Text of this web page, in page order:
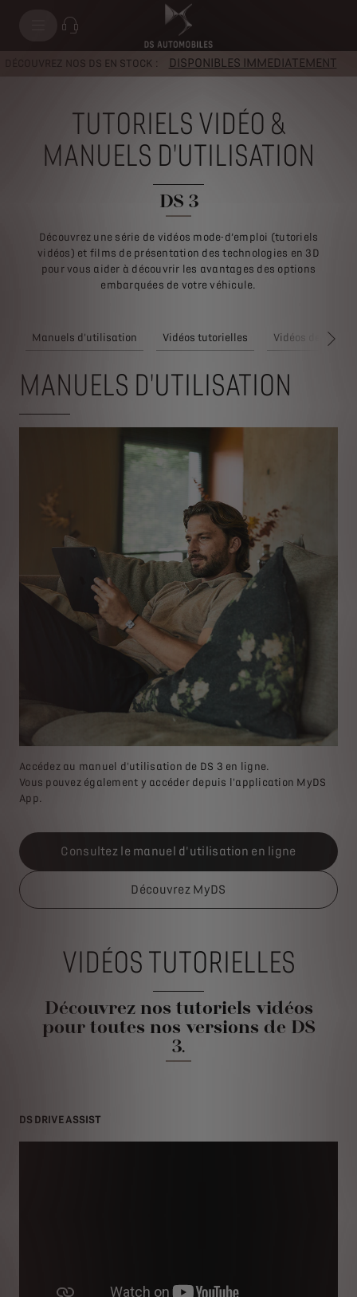
DÉCOUVREZ NOS DS EN STOCK : DISPONIBLES IMMEDIATEMENT
TUTORIELS VIDÉO &
MANUELS D'UTILISATION
DS 3
Découvrez une série de vidéos mode-d’emploi (tutoriels
vidéos) et films de présentation des technologies en 3D
pour vous aider à découvrir les avantages des options
embarquées de votre véhicule.
Manuels d'utilisation Vidéos tutorielles Vidéos de
MANUELS D'UTILISATION
Accédez au manuel d'utilisation de DS 3 en ligne.
Vous pouvez également y accéder depuis l'application MyDS
App.
Consultez le manuel d'utilisation en ligne
Découvrez MyDS
VIDÉOS TUTORIELLES
Découvrez nos tutoriels vidéos
pour toutes nos versions de DS
3.
DS DRIVE ASSIST